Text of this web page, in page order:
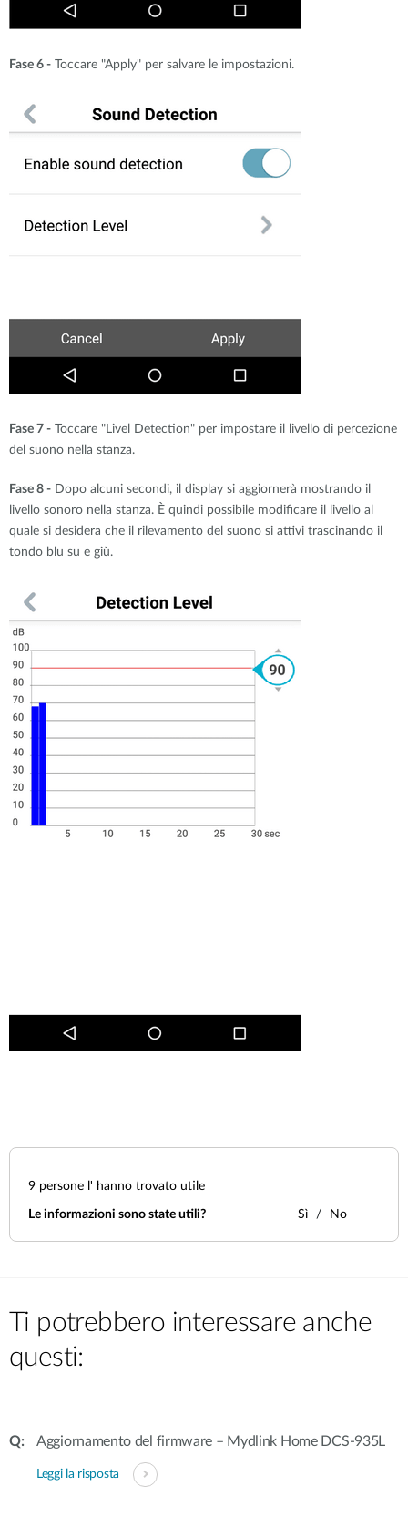
Fase 6 - Toccare "Apply" per salvare le impostazioni.
Fase 7 - Toccare "Livel Detection" per impostare il livello di percezione
del suono nella stanza.
Fase 8 - Dopo alcuni secondi, il display si aggiornerà mostrando il
livello sonoro nella stanza. È quindi possibile modificare il livello al
quale si desidera che il rilevamento del suono si attivi trascinando il
tondo blu su e giù.
9 persone l' hanno trovato utile
Le informazioni sono state utili? Sì No
Ti potrebbero interessare anche
questi:
Aggiornamento del firmware – Mydlink Home DCS-935L
Leggi la risposta